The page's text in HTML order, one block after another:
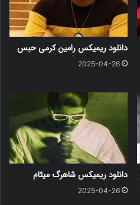
دانلود ریمیکس رامین کرمی حبس
2025-04-26
دانلود ریمیکس شاهرگ میثام
2025-04-26